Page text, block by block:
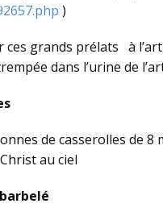
)
ces grands prélats à
dans l’urine de
de casserolles de
au ciel